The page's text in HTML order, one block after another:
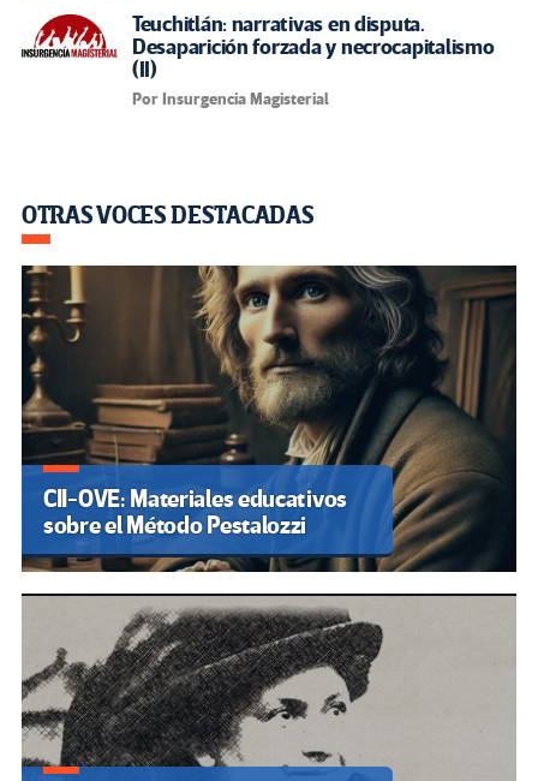
Teuchitlán: narrativas en disputa.
Desaparición forzada y necrocapitalismo
(II)
Por Insurgencia Magisterial
OTRAS VOCES DESTACADAS
CII-OVE: Materiales educativos
sobre el Método Pestalozzi